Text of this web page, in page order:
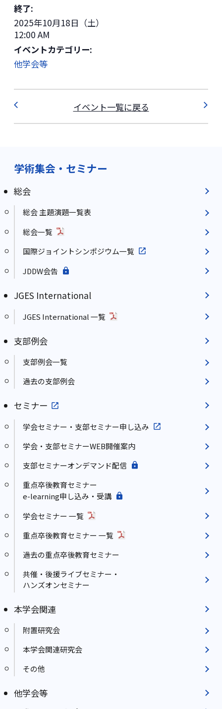
終了:
2025年10月18日（土）
12:00 AM
イベントカテゴリー:
他学会等
イベント一覧に戻る
学術集会・セミナー
総会
総会 主題演題一覧表
総会一覧
国際ジョイントシンポジウム一覧
JDDW会告
JGES International
JGES International 一覧
支部例会
支部例会一覧
過去の支部例会
セミナー
学会セミナー・支部セミナー申し込み
学会・支部セミナーWEB開催案内
支部セミナーオンデマンド配信
重点卒後教育セミナー
e-learning申し込み・受講
学会セミナー 一覧
重点卒後教育セミナー 一覧
過去の重点卒後教育セミナー
共催・後援ライブセミナー・
ハンズオンセミナー
本学会関連
附置研究会
本学会関連研究会
その他
他学会等